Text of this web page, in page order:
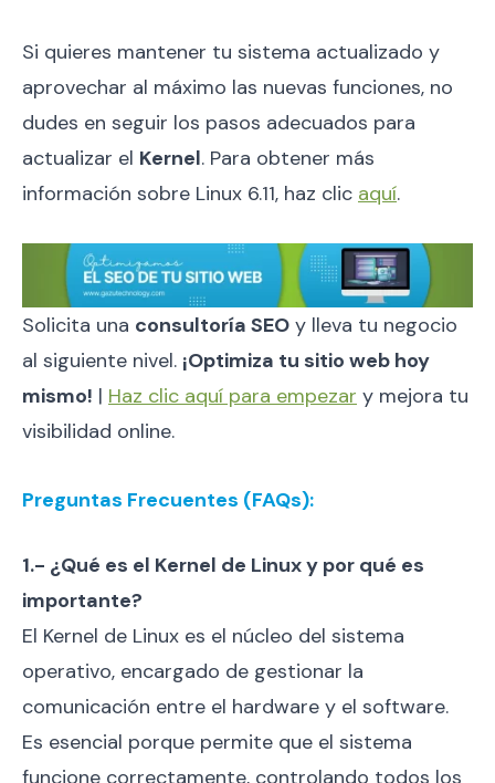
Si quieres mantener tu sistema actualizado y
aprovechar al máximo las nuevas funciones, no
dudes en seguir los pasos adecuados para
actualizar el Kernel. Para obtener más
información sobre Linux 6.11, haz clic aquí.
Solicita una consultoría SEO y lleva tu negocio
al siguiente nivel. ¡Optimiza tu sitio web hoy
mismo! | Haz clic aquí para empezar y mejora tu
visibilidad online.
Preguntas Frecuentes (FAQs):
1.- ¿Qué es el Kernel de Linux y por qué es
importante?
El Kernel de Linux es el núcleo del sistema
operativo, encargado de gestionar la
comunicación entre el hardware y el software.
Es esencial porque permite que el sistema
funcione correctamente, controlando todos los